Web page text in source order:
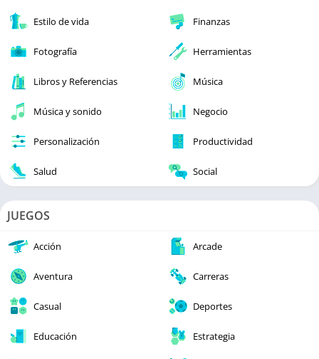
Estilo de vida Finanzas
Fotografía Herramientas
Libros y Referencias Música
Música y sonido Negocio
Personalización Productividad
Salud Social
JUEGOS
Acción Arcade
Aventura Carreras
Casual Deportes
Educación Estrategia